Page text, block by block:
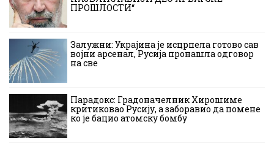
ПРОШЛОСТИ“
Залужни: Украјина је исцрпела готово сав
војни арсенал, Русија пронашла одговор
на све
Парадокс: Градоначелник Хирошиме
критиковао Русију, а заборавио да помене
ко је бацио атомску бомбу